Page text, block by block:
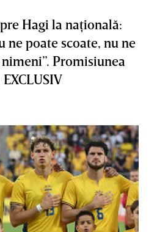
Hagi la naţională:
ne poate scoate, nu ne
Promisiunea